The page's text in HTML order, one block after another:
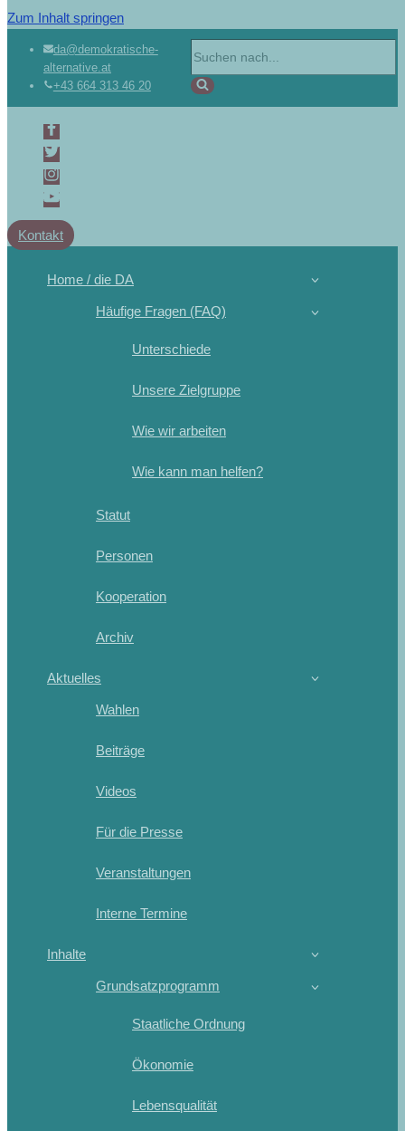
Zum Inhalt springen
da@demokratische-
alternative.at
+43 664 313 46 20
Kontakt
Home / die DA
Häufige Fragen (FAQ)
Unterschiede
Unsere Zielgruppe
Wie wir arbeiten
Wie kann man helfen?
Statut
Personen
Kooperation
Archiv
Aktuelles
Wahlen
Beiträge
Videos
Für die Presse
Veranstaltungen
Interne Termine
Inhalte
Grundsatzprogramm
Staatliche Ordnung
Ökonomie
Lebensqualität